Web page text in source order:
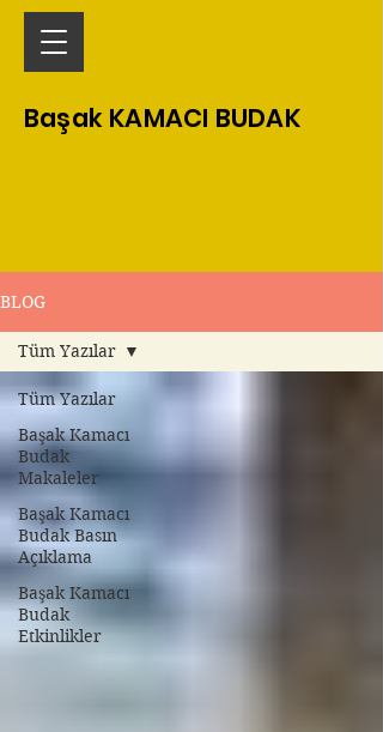
Başak KAMACI BUDAK
BLOG
Tüm Yazılar
Başak Kamacı
Budak
Makaleler
Başak Kamacı
Budak Basın
Açıklama
Başak Kamacı
Budak
Etkinlikler
Tüm Yazılar